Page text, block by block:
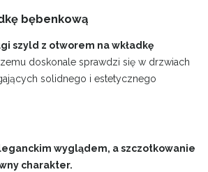
bębenkową
szyld z otworem na wkładkę
doskonale sprawdzi się w drzwiach
solidnego i estetycznego
wyglądem, a szczotkowanie
charakter.